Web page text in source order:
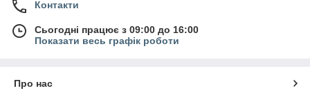
Контакти
Сьогодні працює з 09:00 до 16:00
Показати весь графік роботи
Про нас